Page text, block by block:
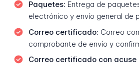
Paquetes: Entrega de
electrónico y envío general de
Correo certificado: Correo
comprobante de envío y
Correo certificado con acuse